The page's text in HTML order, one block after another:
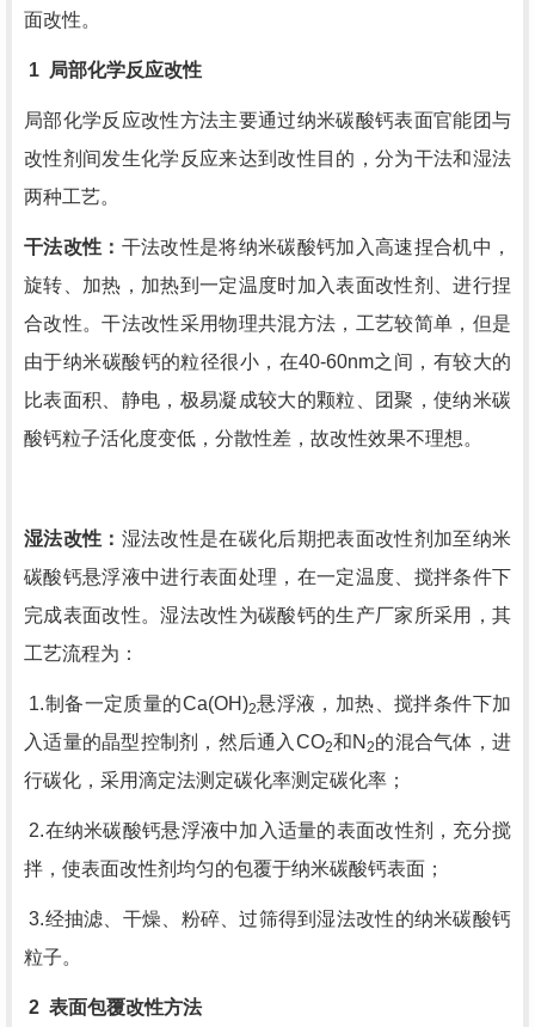
面改性。
1 局部化学反应改性
局部化学反应改性方法主要通过纳米碳酸钙表面官能团与
改性剂间发生化学反应来达到改性目的，分为干法和湿法
两种工艺。
干法改性： 干法改性是将纳米碳酸钙加入高速捏合机中，
旋转、加热，加热到一定温度时加入表面改性剂、进行捏
合改性。干法改性采用物理共混方法，工艺较简单，但是
由于纳米碳酸钙的粒径很小，在40-60nm之间，有较大的
比表面积、静电，极易凝成较大的颗粒、团聚，使纳米碳
酸钙粒子活化度变低，分散性差，故改性效果不理想。
湿法改性： 湿法改性是在碳化后期把表面改性剂加至纳米
碳酸钙悬浮液中进行表面处理，在一定温度、搅拌条件下
完成表面改性。湿法改性为碳酸钙的生产厂家所采用，其
工艺流程为：
1.制备一定质量的Ca(OH)2悬浮液，加热、搅拌条件下加
入适量的晶型控制剂，然后通入 CO2和N2的混合气体，进
行碳化，采用滴定法测定碳化率测定碳化率；
2.在纳米碳酸钙悬浮液中加入适量的表面改性剂，充分搅
拌，使表面改性剂均匀的包覆于纳米碳酸钙表面；
3.经抽滤、干燥、粉碎、过筛得到湿法改性的纳米碳酸钙
粒子。
2 表面包覆改性方法